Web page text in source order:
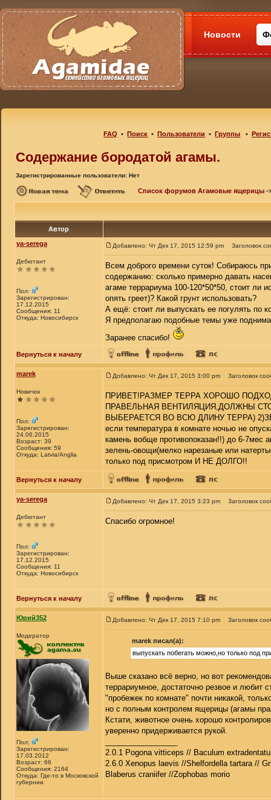
Новости
FAQ •Поиск •Пользователи •Группы •
Содержание бородатой агамы.
Зарегистрированные пользователи: Нет
Список форумов Агамовые ящерицы -
Автор
ya-serega
Дебютант
Пол:
Зарегистрирован:
17.12.2015
Сообщения: 11
Откуда: Новосибирск
Добавлено: Чт Дек 17, 2015 12:59 pm Заголовок
Всем доброго времени суток! Собираюсь
содержанию: сколько примерно давать
агаме террариума 100-120*50*50, стоит ли
опять греет)? Какой грунт использовать?
А ещё: стоит ли выпускать ее погулять по
Я предполагаю подобные темы уже
Заранее спасибо!
Вернуться к началу
marek
Новичок
Пол:
Зарегистрирован:
24.06.2015
Возраст: 39
Сообщения: 59
Откуда: Latvia/Anglia
Добавлено: Чт Дек 17, 2015 3:00 pm Заголовок
ПРИВЕТ!РАЗМЕР ТЕРРА ХОРОШО
ПРАВЕЛЬНАЯ ВЕНТИЛЯЦИЯ,ДОЛЖНЫ
ВЫБЕРАЕТСЯ ВО ВСЮ ДЛИНУ ТЕРРА)
если температура в комнате ночью не
камень вобще противопоказан!!) до 6-7мес
зелень-овощи(мелко нарезаные или
только под присмотром И НЕ ДОЛГО!!
Вернуться к началу
ya-serega
Дебютант
Пол:
Зарегистрирован:
17.12.2015
Сообщения: 11
Откуда: Новосибирск
Добавлено: Чт Дек 17, 2015 3:23 pm Заголовок
Спасибо огромное!
Вернуться к началу
Юрий352
Модератор
Пол:
Зарегистрирован:
17.03.2012
Возраст: 66
Сообщения: 2164
Откуда: Где-то в Московской
губернии
Добавлено: Чт Дек 17, 2015 7:10 pm Заголовок
marek писал(а):
выпускать побегать можно,но только под
Выше сказано всё верно, но вот
террариумное, достаточно резвое и любит
"пробежек по комнате" почти никакой,
но с полным контролем ящерицы (агамы
Кстати, животное очень хорошо
уверенно придерживается рукой.
2.0.1 Pogona vitticeps // Baculum
2.6.0 Xenopus laevis //Shelfordella tartara //
Blaberus craniifer //Zophobas morio